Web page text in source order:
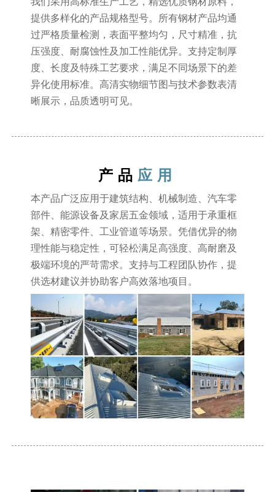
提供多样化的产品规格型号。所有钢材产品均通
过严格质量检测，表面平整均匀，尺寸精准，抗
压强度、耐腐蚀性及加工性能优异。支持定制厚
度、长度及特殊工艺要求，满足不同场景下的差
异化使用标准。高清实物细节图与技术参数表清
晰展示，品质透明可见。
产品 应用
本产品广泛应用于建筑结构、机械制造、汽车零
部件、能源设备及家居五金领域，适用于承重框
架、精密零件、工业管道等场景。凭借优异的物
理性能与稳定性，可轻松满足高强度、高耐磨及
极端环境的严苛需求。支持与工程团队协作，提
供选材建议并协助客户高效落地项目。